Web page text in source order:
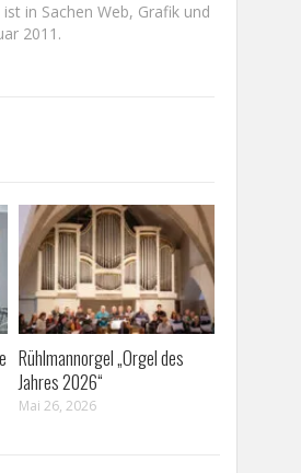
in Sachen Web, Grafik und
2011.
Rühlmannorgel „Orgel des
Jahres 2026“
Mai 26, 2026